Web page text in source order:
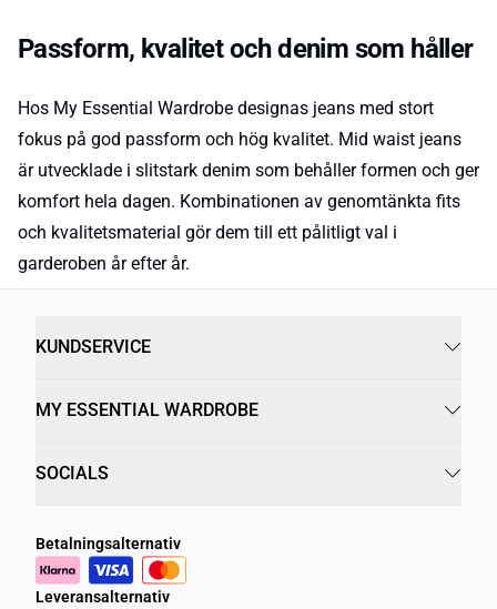
Passform, kvalitet och denim som håller
Hos My Essential Wardrobe designas jeans med stort
fokus på god passform och hög kvalitet. Mid waist jeans
är utvecklade i slitstark denim som behåller formen och ger
komfort hela dagen. Kombinationen av genomtänkta fits
och kvalitetsmaterial gör dem till ett pålitligt val i
garderoben år efter år.
KUNDSERVICE
MY ESSENTIAL WARDROBE
SOCIALS
Betalningsalternativ
Leveransalternativ